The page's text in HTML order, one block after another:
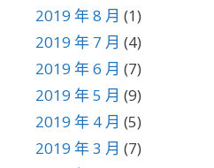
2019 年 8 月 (1)
2019 年 7 月 (4)
2019 年 6 月 (7)
2019 年 5 月 (9)
2019 年 4 月 (5)
2019 年 3 月 (7)